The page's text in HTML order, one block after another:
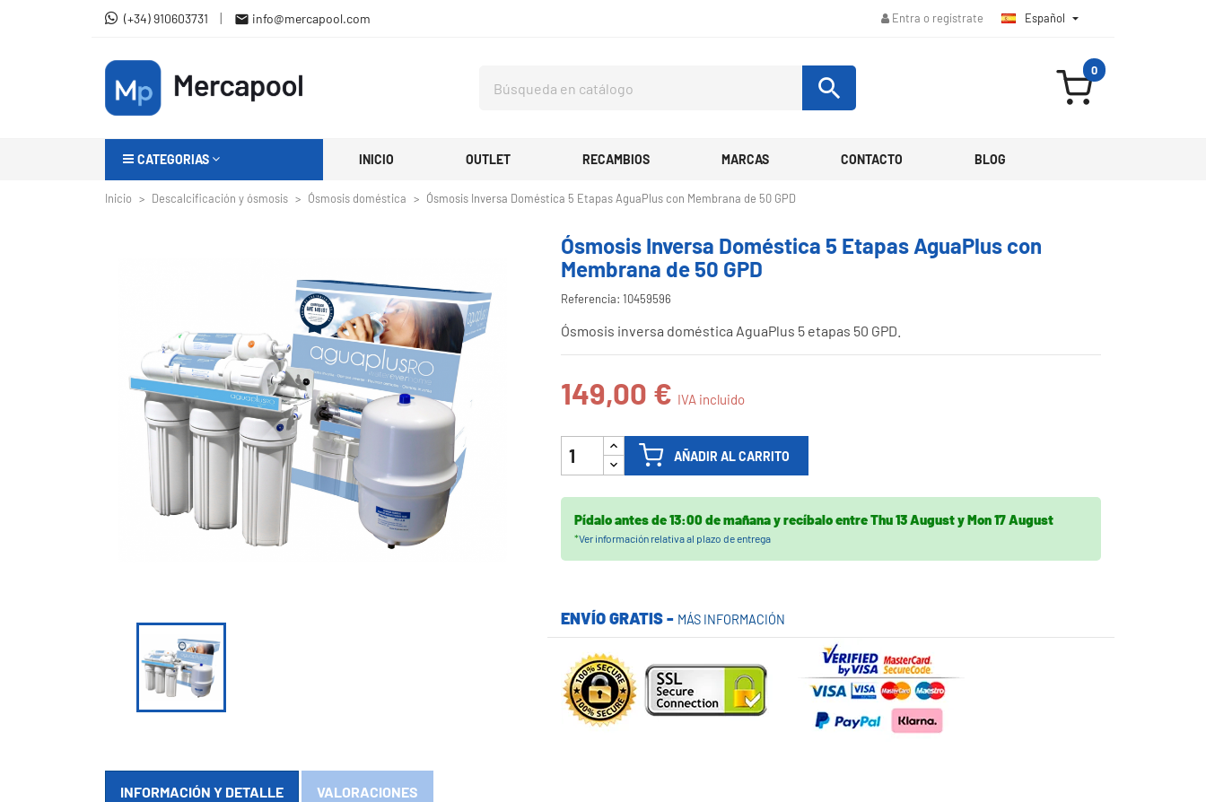
(+34) 910603731 |  info@mercapool.com Entra o regístrate Español 

0
CATEGORIAS INICIO OUTLET RECAMBIOS MARCAS CONTACTO BLOG
Inicio Descalcificación y ósmosis Ósmosis doméstica Ósmosis Inversa Doméstica 5 Etapas AguaPlus con Membrana de 50 GPD
Ósmosis Inversa Doméstica 5 Etapas AguaPlus con
Membrana de 50 GPD
Referencia: 10459596
Ósmosis inversa doméstica AguaPlus 5 etapas 50 GPD.
149,00 € IVA incluido
AÑADIR AL CARRITO
Pídalo antes de13:00 de mañanay recíbaloentreThu 13 AugustyMon 17 August
*Ver información relativa al plazo de entrega
ENVÍO GRATIS - MÁS INFORMACIÓN
INFORMACIÓN Y DETALLE VALORACIONES